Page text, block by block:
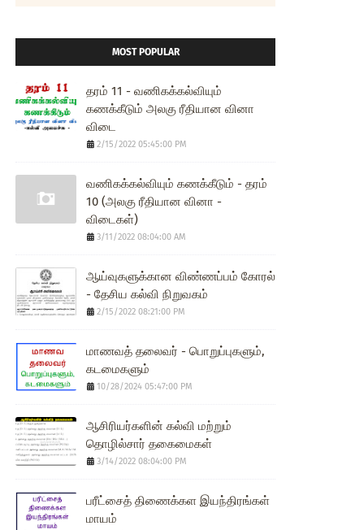
MOST POPULAR
தரம் 11 - வணிகக்கல்வியும்
கணக்கீடும் அலகு ரீதியான வினா
விடை
2/15/2022 05:45:00 PM
வணிகக்கல்வியும் கணக்கீடும் - தரம்
10 (அலகு ரீதியான வினா -
விடைகள்)
3/11/2022 08:04:00 AM
ஆய்வுகளுக்கான விண்ணப்பம் கோரல்
- தேசிய கல்வி நிறுவகம்
2/15/2022 08:21:00 PM
மாணவத் தலைவர் - பொறுப்புகளும்,
கடமைகளும்
10/28/2024 05:47:00 PM
ஆசிரியர்களின் கல்வி மற்றும்
தொழில்சார் தகைமைகள்
3/14/2022 08:04:00 PM
பரீட்சைத் திணைக்கள இயந்திரங்கள்
மாயம்